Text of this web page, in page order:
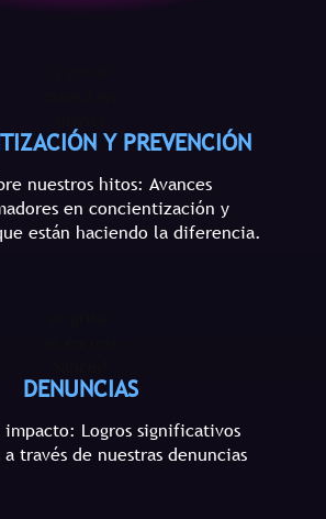
Y PREVENCIÓN
nuestros hitos: Avances
en concientización y
están haciendo la diferencia.
DENUNCIAS
Logros significativos
a través de nuestras denuncias